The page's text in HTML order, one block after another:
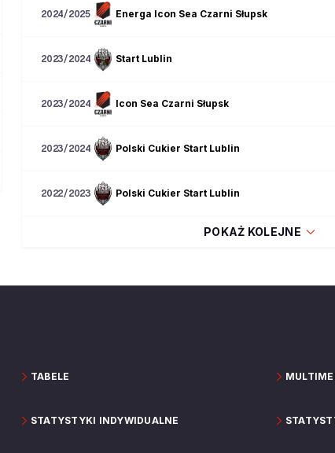
2024/2025 Energa Icon Sea Czarni Słupsk
2023/2024 Start Lublin
2023/2024 Icon Sea Czarni Słupsk
2023/2024 Polski Cukier Start Lublin
2022/2023 Polski Cukier Start Lublin
POKAŻ KOLEJNE
TABELE
STATYSTYKI INDYWIDUALNE